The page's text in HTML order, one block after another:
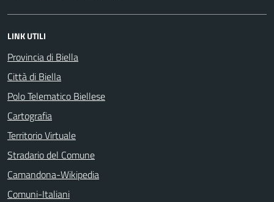
LINK UTILI
Provincia di Biella
Città di Biella
Polo Telematico Biellese
Cartografia
Territorio Virtuale
Stradario del Comune
Camandona-Wikipedia
Comuni-Italiani